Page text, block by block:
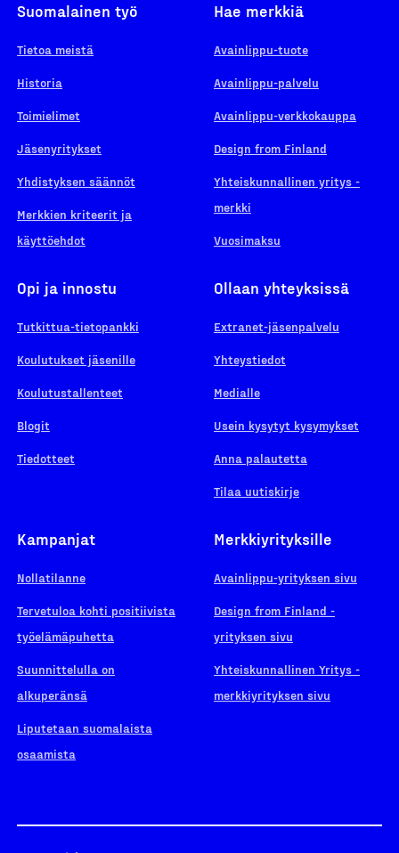
Suomalainen työ
Tietoa meistä
Historia
Toimielimet
Jäsenyritykset
Yhdistyksen säännöt
Merkkien kriteerit ja
käyttöehdot
Hae merkkiä
Avainlippu-tuote
Avainlippu-palvelu
Avainlippu-verkkokauppa
Design from Finland
Yhteiskunnallinen yritys -
merkki
Vuosimaksu
Opi ja innostu
Tutkittua-tietopankki
Koulutukset jäsenille
Koulutustallenteet
Blogit
Tiedotteet
Ollaan yhteyksissä
Extranet-jäsenpalvelu
Yhteystiedot
Medialle
Usein kysytyt kysymykset
Anna palautetta
Tilaa uutiskirje
Kampanjat
Nollatilanne
Tervetuloa kohti positiivista
työelämäpuhetta
Suunnittelulla on
alkuperänsä
Liputetaan suomalaista
osaamista
Merkkiyrityksille
Avainlippu-yrityksen sivu
Design from Finland -
yrityksen sivu
Yhteiskunnallinen Yritys -
merkkiyrityksen sivu